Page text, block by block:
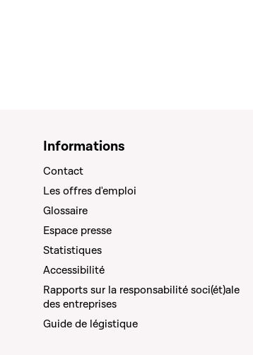
Informations
Contact
Les offres d'emploi
Glossaire
Espace presse
Statistiques
Accessibilité
Rapports sur la responsabilité soci(ét)ale
des entreprises
Guide de légistique